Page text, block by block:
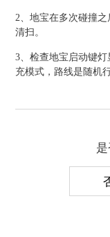
2、地宝在多次碰撞
清扫。
3、检查地宝启动键
充模式，路线是随机行